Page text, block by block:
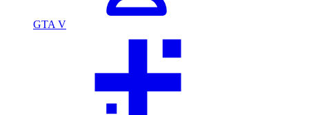
GTA V